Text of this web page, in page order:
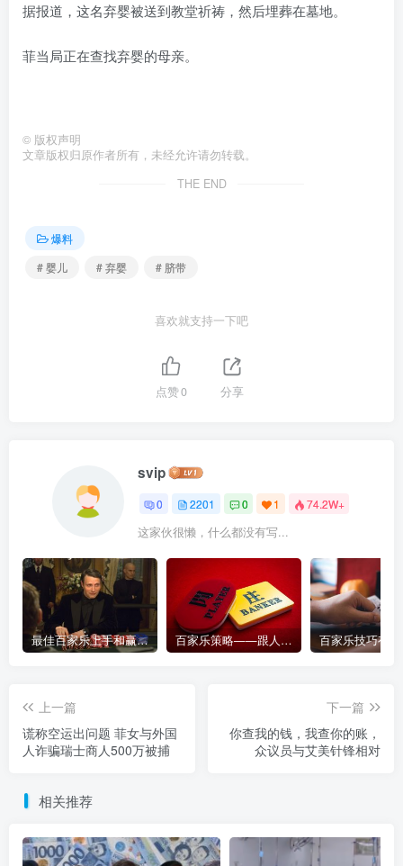
据报道，这名弃婴被送到教堂祈祷，然后埋葬在墓地。
菲当局正在查找弃婴的母亲。
© 版权声明
文章版权归原作者所有，未经允许请勿转载。
THE END
爆料
# 婴儿
# 弃婴 # 脐带
喜欢就支持一下吧
点赞0 分享
svip
0 2201 0 1 74.2W+
这家伙很懒，什么都没有写...
最佳百家乐上手和赢钱指南 – 终极版 百家乐策略——跟人胜过跟路
上一篇
谎称空运出问题 菲女与外国
人诈骗瑞士商人500万被捕
下一篇
你查我的钱，我查你的账，
众议员与艾美针锋相对
相关推荐